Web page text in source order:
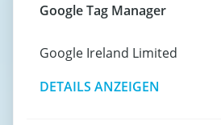
Google Tag Manager
Google Ireland Limited
DETAILS ANZEIGEN